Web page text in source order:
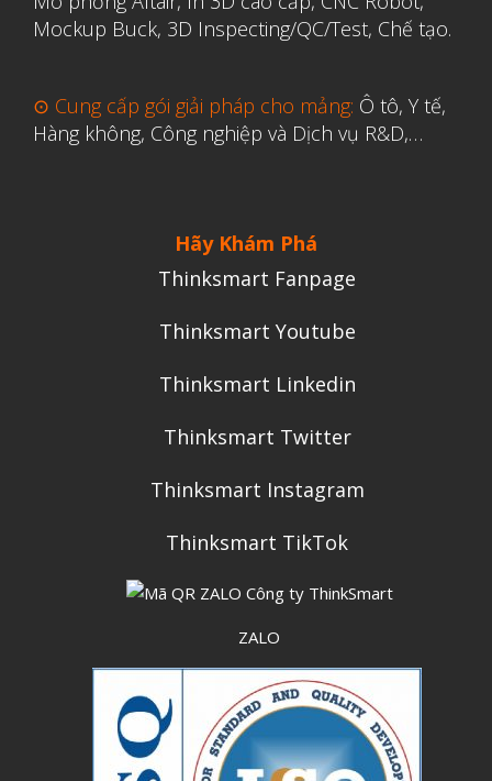
Mockup Buck, 3D Inspecting/QC/Test, Chế tạo.
⊙ Cung cấp gói giải pháp cho mảng: Ô tô, Y tế,
Hàng không, Công nghiệp và Dịch vụ R&D,…
Hãy Khám Phá
Thinksmart Fanpage
Thinksmart Youtube
Thinksmart Linkedin
Thinksmart Twitter
Thinksmart Instagram
Thinksmart TikTok
ZALO